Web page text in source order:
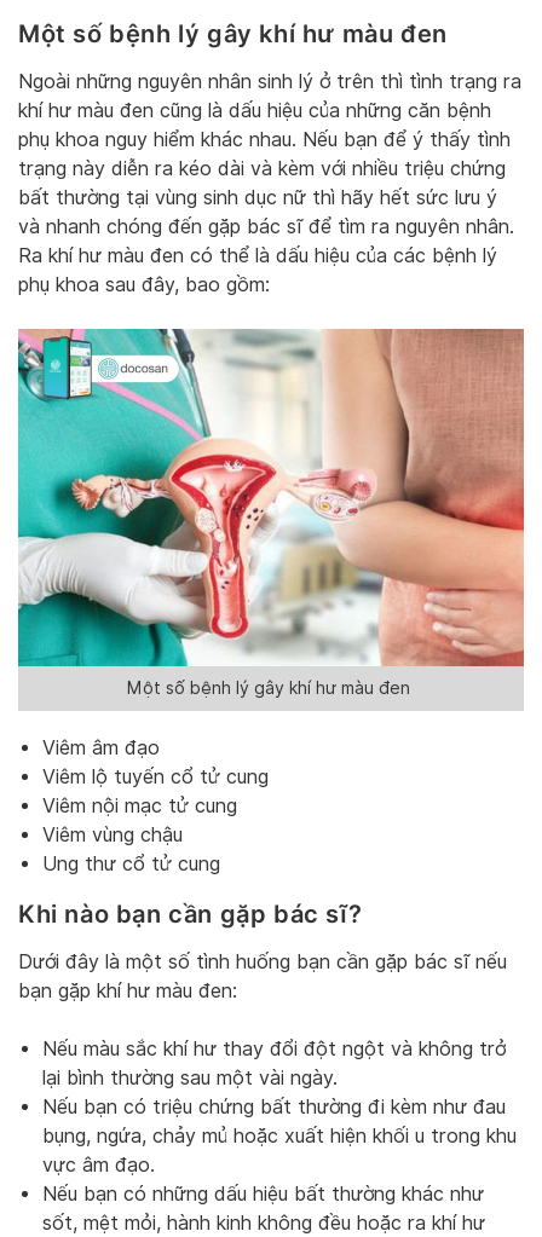
Một số bệnh lý gây khí hư màu đen
Ngoài những nguyên nhân sinh lý ở trên thì tình trạng ra
khí hư màu đen cũng là dấu hiệu của những căn bệnh
phụ khoa nguy hiểm khác nhau. Nếu bạn để ý thấy tình
trạng này diễn ra kéo dài và kèm với nhiều triệu chứng
bất thường tại vùng sinh dục nữ thì hãy hết sức lưu ý
và nhanh chóng đến gặp bác sĩ để tìm ra nguyên nhân.
Ra khí hư màu đen có thể là dấu hiệu của các bệnh lý
phụ khoa sau đây, bao gồm:
Một số bệnh lý gây khí hư màu đen
Viêm âm đạo
Viêm lộ tuyến cổ tử cung
Viêm nội mạc tử cung
Viêm vùng chậu
Ung thư cổ tử cung
Khi nào bạn cần gặp bác sĩ?
Dưới đây là một số tình huống bạn cần gặp bác sĩ nếu
bạn gặp khí hư màu đen:
Nếu màu sắc khí hư thay đổi đột ngột và không trở
lại bình thường sau một vài ngày.
Nếu bạn có triệu chứng bất thường đi kèm như đau
bụng, ngứa, chảy mủ hoặc xuất hiện khối u trong khu
vực âm đạo.
Nếu bạn có những dấu hiệu bất thường khác như
sốt, mệt mỏi, hành kinh không đều hoặc ra khí hư